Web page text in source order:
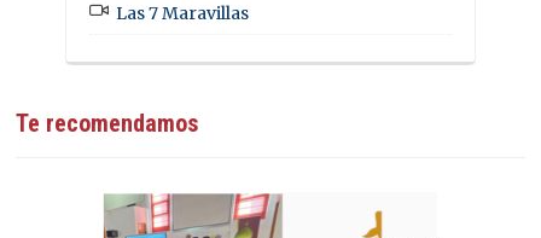
Las 7 Maravillas
Te recomendamos